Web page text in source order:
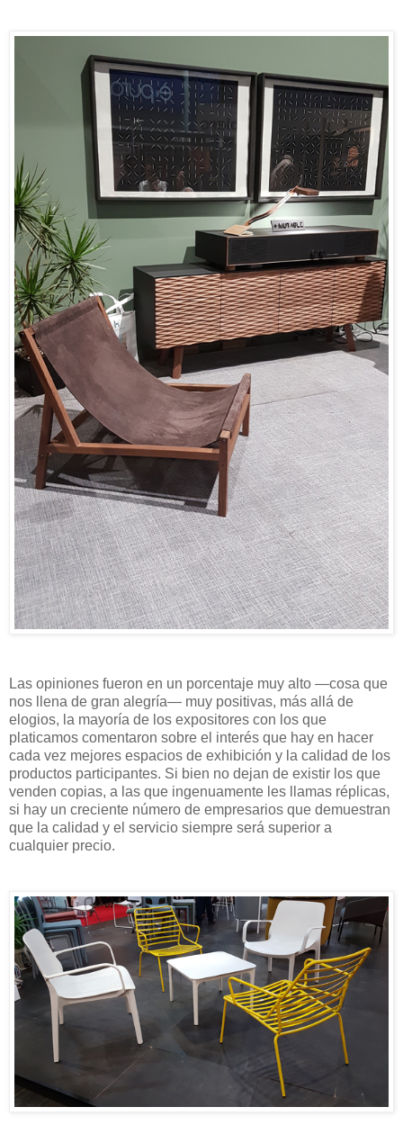
Las opiniones fueron en un porcentaje muy alto —cosa que
nos llena de gran alegría— muy positivas, más allá de
elogios, la mayoría de los expositores con los que
platicamos comentaron sobre el interés que hay en hacer
cada vez mejores espacios de exhibición y la calidad de los
productos participantes. Si bien no dejan de existir los que
venden copias, a las que ingenuamente les llamas réplicas,
si hay un creciente número de empresarios que demuestran
que la calidad y el servicio siempre será superior a
cualquier precio.